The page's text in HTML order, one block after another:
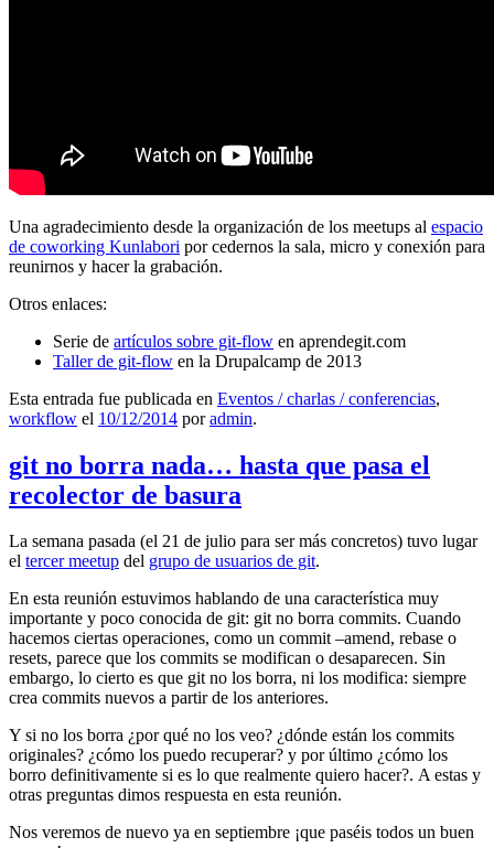
Una agradecimiento desde la organización de los meetups al espacio
de coworking Kunlabori por cedernos la sala, micro y conexión para
reunirnos y hacer la grabación.
Otros enlaces:
Serie de artículos sobre git-flow en aprendegit.com
Taller de git-flow en la Drupalcamp de 2013
Esta entrada fue publicada en Eventos / charlas / conferencias,
workflow el 10/12/2014 poradmin.
git no borra nada… hasta que pasa el
recolector de basura
La semana pasada (el 21 de julio para ser más concretos) tuvo lugar
el tercer meetup del grupo de usuarios de git.
En esta reunión estuvimos hablando de una característica muy
importante y poco conocida de git: git no borra commits. Cuando
hacemos ciertas operaciones, como un commit –amend, rebase o
resets, parece que los commits se modifican o desaparecen. Sin
embargo, lo cierto es que git no los borra, ni los modifica: siempre
crea commits nuevos a partir de los anteriores.
Y si no los borra ¿por qué no los veo? ¿dónde están los commits
originales? ¿cómo los puedo recuperar? y por último ¿cómo los
borro definitivamente si es lo que realmente quiero hacer?. A estas y
otras preguntas dimos respuesta en esta reunión.
Nos veremos de nuevo ya en septiembre ¡que paséis todos un buen